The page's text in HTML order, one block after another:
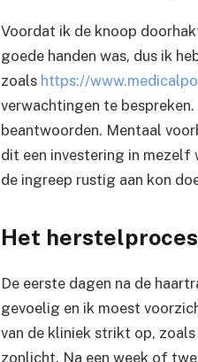
Voordat ik de knoop
goede handen was, dus ik
zoals https://
verwachtingen te
beantwoorden. Mentaal
dit een investering in mezelf
de ingreep rustig aan kon
Het
De eerste dagen na de
gevoelig en ik moest
van de kliniek strikt op,
zonlicht. Na een week of